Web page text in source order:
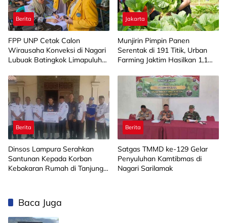
Berita
FPP UNP Cetak Calon
Wirausaha Konveksi di Nagari
Lubuak Batingkok Limapuluh
Jakarta
Munjirin Pimpin Panen
Serentak di 191 Titik, Urban
Farming Jaktim Hasilkan 1,1
Berita
Dinsos Lampura Serahkan
Santunan Kepada Korban
Kebakaran Rumah di Tanjung
Berita
Satgas TMMD ke-129 Gelar
Penyuluhan Kamtibmas di
Nagari Sarilamak
Baca Juga